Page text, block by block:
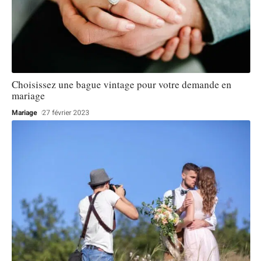
Choisissez une bague vintage pour votre demande en
mariage
Mariage 27 février 2023